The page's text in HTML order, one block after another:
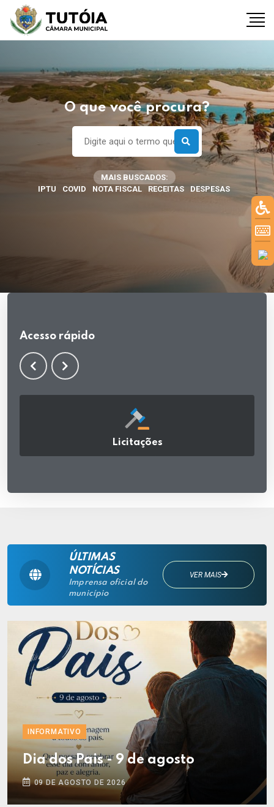
O que você procura?
MAIS BUSCADOS:
IPTU
COVID NOTA FISCAL RECEITAS DESPESAS
Acesso rápido
Licitações
ÚLTIMAS
NOTÍCIAS
Imprensa oficial do
município
VER MAIS
INFORMATIVO
Dia dos Pais - 9 de agosto
09 DE AGOSTO DE 2026